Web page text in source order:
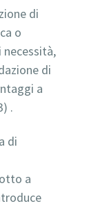
di
o
necessità,
di
a
.
di
a